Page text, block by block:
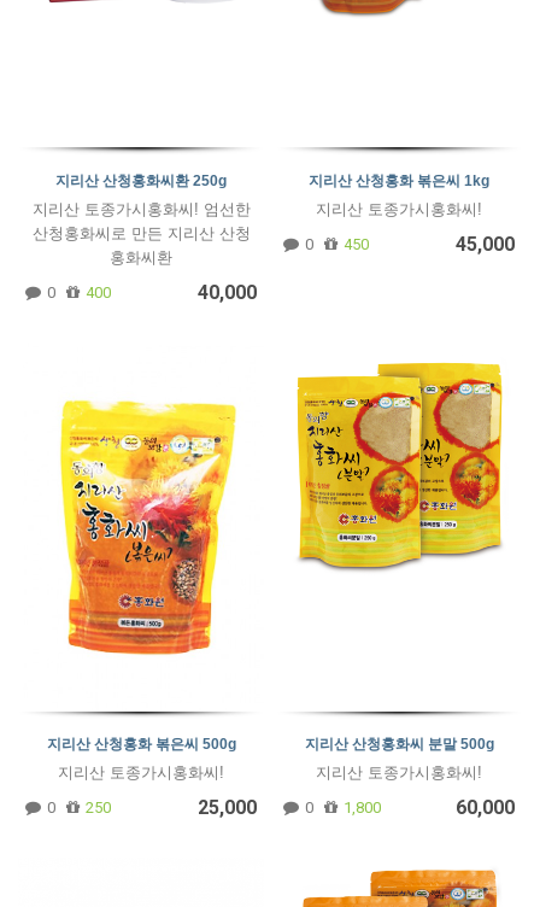
지리산 산청홍화씨환 250g
지리산 토종가시홍화씨! 엄선한
산청홍화씨로 만든 지리산 산청
홍화씨환
0
400 40,000
지리산 산청홍화 볶은씨 1kg
지리산 토종가시홍화씨!
0
450 45,000
지리산 산청홍화 볶은씨 500g
지리산 토종가시홍화씨!
0
250 25,000
지리산 산청홍화씨 분말 500g
지리산 토종가시홍화씨!
0
1,800 60,000